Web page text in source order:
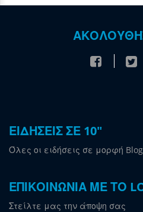
ΕΙΔΗΣΕΙΣ ΣΕ 10"
Όλες οι ειδήσεις σε μορφή Blog
ΕΠΙΚΟΙΝΩΝΙΑ ΜΕ ΤΟ
Στείλτε μας την άποψη σας